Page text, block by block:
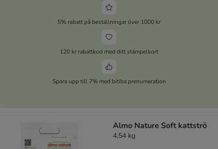
5% rabatt på beställningar över 1000 kr
120 kr rabattkod med ditt stämpelkort
Spara upp till 7% med bitiba prenumeration
Almo Nature Soft kattströ
4,54 kg